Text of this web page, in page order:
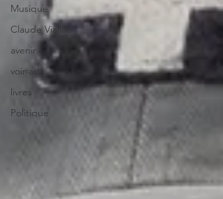
Musique
Claude Viallat
avenir
voir-art
livres
Politique